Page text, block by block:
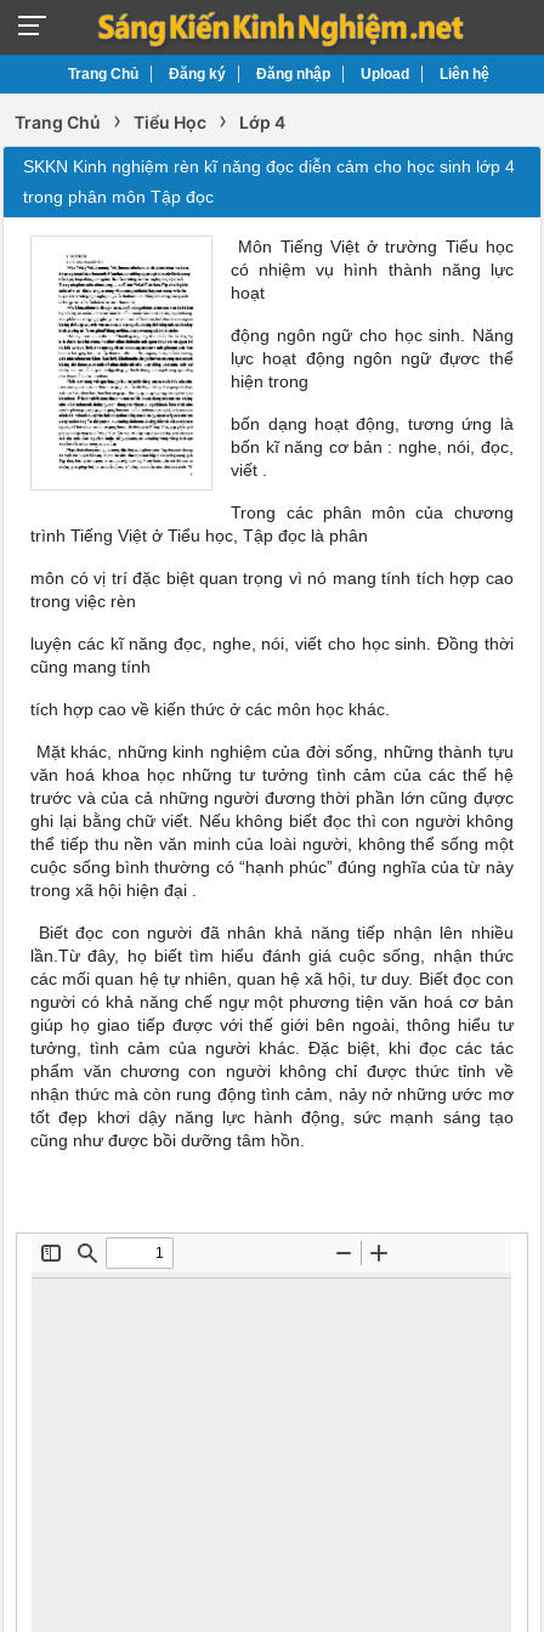
Trang Chủ Đăng ký Đăng nhập Upload Liên hệ
Trang Chủ › Tiểu Học › Lớp 4
SKKN Kinh nghiệm rèn kĩ năng đọc diễn cảm cho học sinh lớp 4
trong phân môn Tập đọc
Môn Tiếng Việt ở trường Tiểu học
có nhiệm vụ hình thành năng lực
hoạt
động ngôn ngữ cho học sinh. Năng
lực hoạt động ngôn ngữ đựơc thể
hiện trong
bốn dạng hoạt động, tương ứng là
bốn kĩ năng cơ bản : nghe, nói, đọc,
viết .
Trong các phân môn của chương
trình Tiếng Việt ở Tiểu học, Tập đọc là phân
môn có vị trí đặc biệt quan trọng vì nó mang tính tích hợp cao
trong việc rèn
luyện các kĩ năng đọc, nghe, nói, viết cho học sinh. Đồng thời
cũng mang tính
tích hợp cao về kiến thức ở các môn học khác.
Mặt khác, những kinh nghiệm của đời sống, những thành tựu
văn hoá khoa học những tư tưởng tình cảm của các thế hệ
trước và của cả những người đương thời phần lớn cũng đựợc
ghi lại bằng chữ viết. Nếu không biết đọc thì con người không
thể tiếp thu nền văn minh của loài người, không thể sống một
cuộc sống bình thường có “hạnh phúc” đúng nghĩa của từ này
trong xã hội hiện đại .
Biết đọc con người đã nhân khả năng tiếp nhận lên nhiều
lần.Từ đây, họ biết tìm hiểu đánh giá cuộc sống, nhận thức
các mối quan hệ tự nhiên, quan hệ xã hội, tư duy. Biết đọc con
người có khả năng chế ngự một phương tiện văn hoá cơ bản
giúp họ giao tiếp được với thế giới bên ngoài, thông hiểu tư
tưởng, tình cảm của người khác. Đặc biệt, khi đọc các tác
phẩm văn chương con người không chỉ được thức tỉnh về
nhận thức mà còn rung động tình cảm, nảy nở những ước mơ
tốt đẹp khơi dậy năng lực hành động, sức mạnh sáng tạo
cũng như được bồi dưỡng tâm hồn.